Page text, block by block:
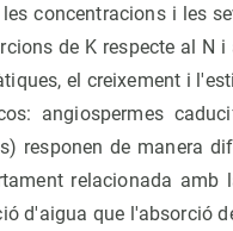
concentracions i les
de K respecte al N
el creixement i
angiospermes
responen de manera
relacionada
d'aigua que l'absorció